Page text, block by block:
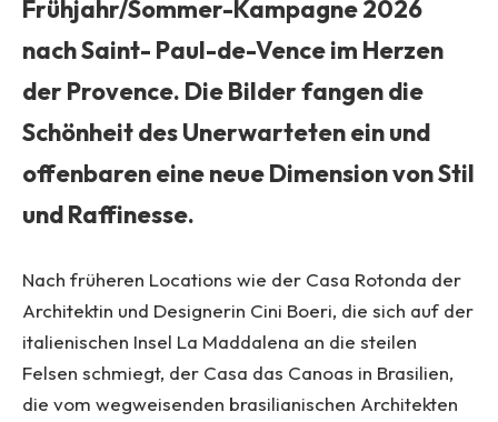
Frühjahr/Sommer-Kampagne 2026
nach Saint- Paul-de-Vence im Herzen
der Provence. Die Bilder fangen die
Schönheit des Unerwarteten ein und
offenbaren eine neue Dimension von Stil
und Raffinesse.
Nach früheren Locations wie der Casa Rotonda der
Architektin und Designerin Cini Boeri, die sich auf der
italienischen Insel La Maddalena an die steilen
Felsen schmiegt, der Casa das Canoas in Brasilien,
die vom wegweisenden brasilianischen Architekten